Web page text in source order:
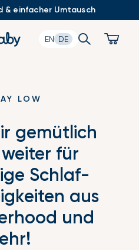
& einfacher Umtausch
EN DE Search Cart
LOW
gemütlich
für
Schlaf-
aus
und